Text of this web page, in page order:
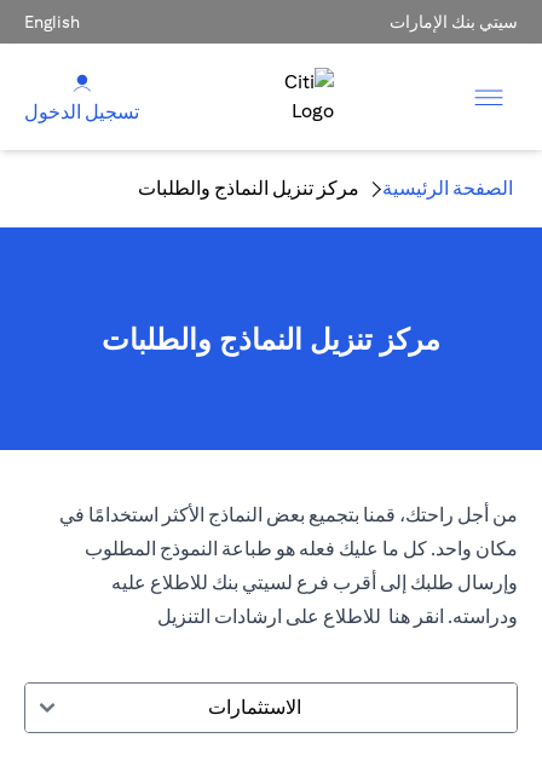
سيتي بنك الإمارات English
تسجيل الدخول
الصفحة الرئيسية مركز تنزيل النماذج والطلبات
مركز تنزيل النماذج والطلبات
من أجل راحتك، قمنا بتجميع بعض النماذج الأكثر استخدامًا في
مكان واحد. كل ما عليك فعله هو طباعة النموذج المطلوب
وإرسال طلبك إلى أقرب فرع لسيتي بنك للاطلاع عليه
ودراسته. انقر هنا للاطلاع على ارشادات التنزيل
الاستثمارات